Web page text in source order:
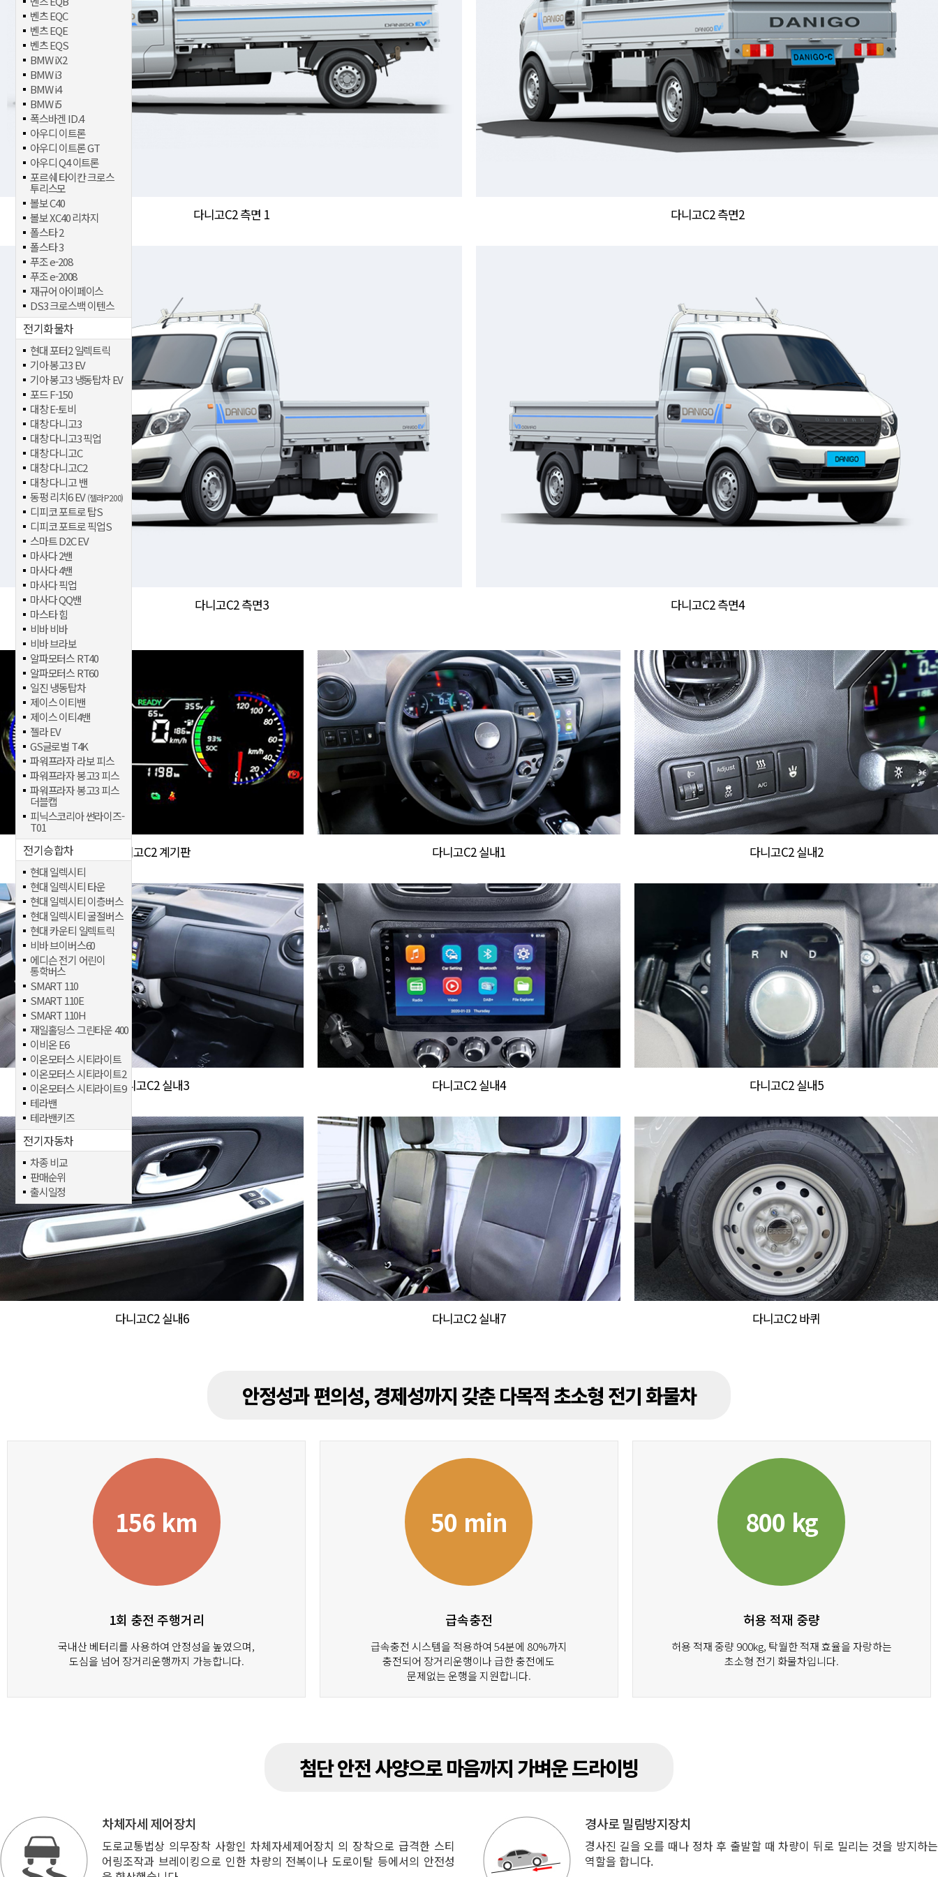
벤츠 EQC
벤츠 EQE
벤츠 EQS
BMW iX2
BMW i3
BMW i4
BMW i5
폭스바겐 ID.4
아우디 이트론
아우디 이트론 GT
아우디 Q4 이트론
포르쉐 타이칸 크로스
투리스모
볼보 C40
볼보 XC40 리차지
폴스타 2
폴스타 3
푸조 e-208
푸조 e-2008
재규어 아이페이스
DS3 크로스백 이텐스
전기화물차
현대 포터2 일렉트릭
기아 봉고3 EV
기아 봉고3 냉동탑차 EV
포드 F-150
대창 E-토비
대창 다니고3
대창 다니고3 픽업
대창 다니고C
대창 다니고C2
대창 다니고 밴
동펑 리치6 EV(젤라 P200)
디피코 포트로 탑S
디피코 포트로 픽업S
스마트 D2C EV
마사다 2밴
마사다 4밴
마사다 픽업
마사다 QQ밴
마스타 힘
비바 비바
비바 브라보
알파모터스 RT40
알파모터스 RT60
일진 냉동탑차
제이스 이티밴
제이스 이티4밴
젤라 EV
GS글로벌 T4K
파워프라자 라보 피스
파워프라자 봉고3 피스
파워프라자 봉고3 피스
더블캡
피닉스코리아 썬라이즈-
T01
전기승합차
현대 일렉시티
현대 일렉시티 타운
현대 일렉시티 이층버스
현대 일렉시티 굴절버스
현대 카운티 일렉트릭
비바 브이버스60
에디슨 전기 어린이
통학버스
SMART 110
SMART 110E
SMART 110H
재일홀딩스 그린타운 400
이비온 E6
이온모터스 시티라이트
이온모터스 시티라이트2
이온모터스 시티라이트9
테라밴
테라밴키즈
전기자동차
차종 비교
판매순위
출시일정
다니고C2 측면 1 다니고C2 측면2
다니고C2 측면3 다니고C2 측면4
다니고C2 계기판 다니고C2 실내1 다니고C2 실내2
다니고C2 실내3 다니고C2 실내4 다니고C2 실내5
다니고C2 실내6 다니고C2 실내7 다니고C2 바퀴
안정성과 편의성, 경제성까지 갖춘 다목적 초소형 전기 화물차
156 km
1회 충전 주행거리
국내산 베터리를 사용하여 안정성을 높였으며,
도심을 넘어 장거리운행까지 가능합니다.
50 min
급속충전
급속충전 시스템을 적용하여 54분에 80%까지
충전되어 장거리운행이나 급한 충전에도
문제없는 운행을 지원합니다.
800 kg
허용 적재 중량
허용 적재 중량 900kg, 탁월한 적재 효율을 자랑하는
초소형 전기 화물차입니다.
첨단 안전 사양으로 마음까지 가벼운 드라이빙
차체자세 제어장치
도로교통법상 의무장착 사항인 차체자세제어장치 의 장착으로 급격한 스티
어링조작과 브레이킹으로 인한 차량의 전복이나 도로이탈 등에서의 안전성
경사로 밀림방지장치
경사진 길을 오를 때나 정차 후 출발할 때 차량이 뒤로 밀리는 것을 방지하는
역할을 합니다.